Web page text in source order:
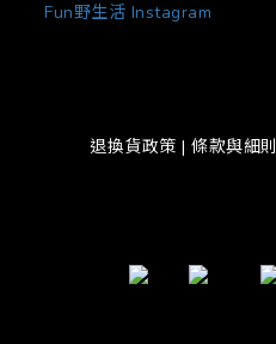
Fun野生活 Instagram
退換貨政策 | 條款與細則